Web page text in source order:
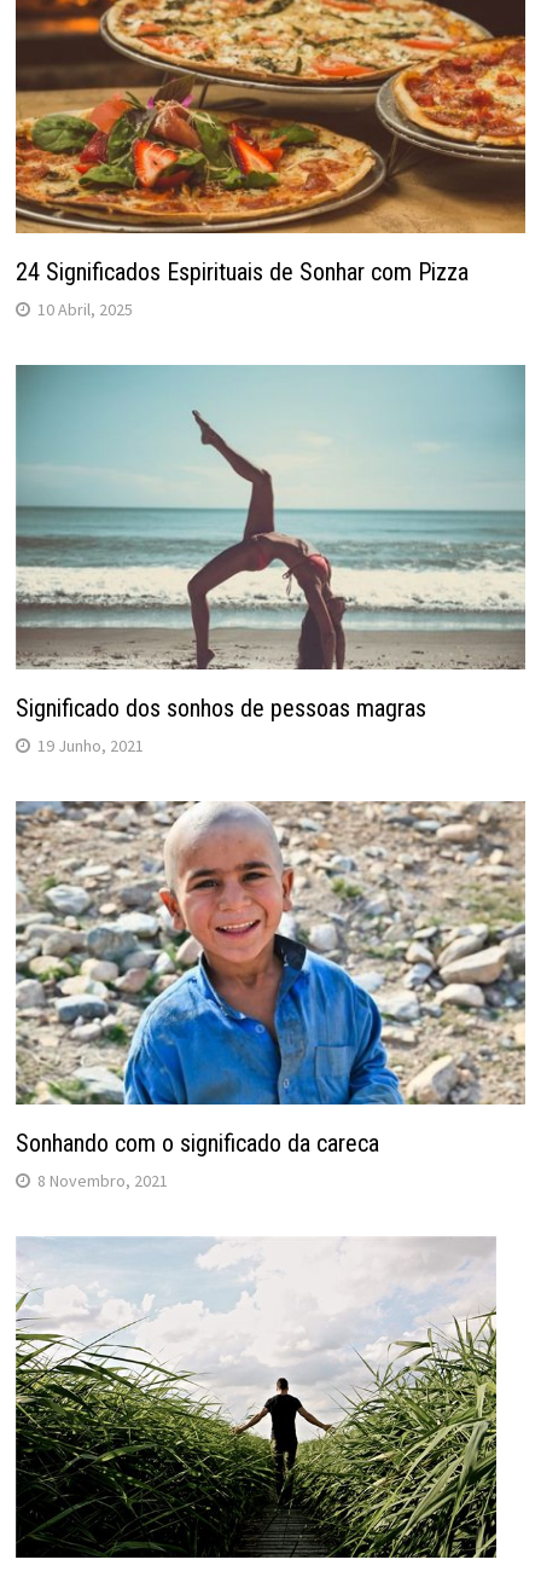
24 Significados Espirituais de Sonhar com Pizza
10 Abril, 2025
Significado dos sonhos de pessoas magras
19 Junho, 2021
Sonhando com o significado da careca
8 Novembro, 2021